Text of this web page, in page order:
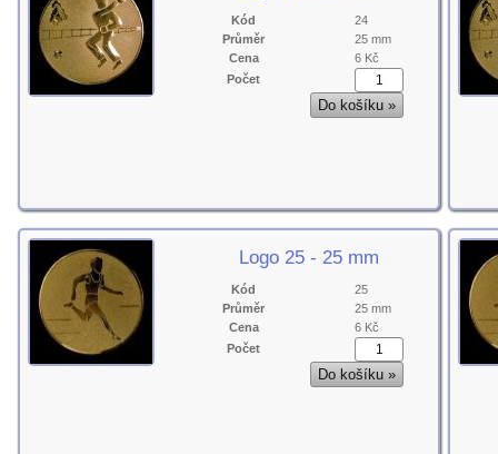
Kód
24
Průměr
25 mm
Cena
6 Kč
Počet
Logo 25 - 25 mm
Kód
25
Průměr
25 mm
Cena
6 Kč
Počet